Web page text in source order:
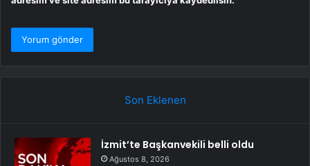
Son Eklenen
İzmit’te Başkanvekili belli oldu
Ağustos 8, 2026